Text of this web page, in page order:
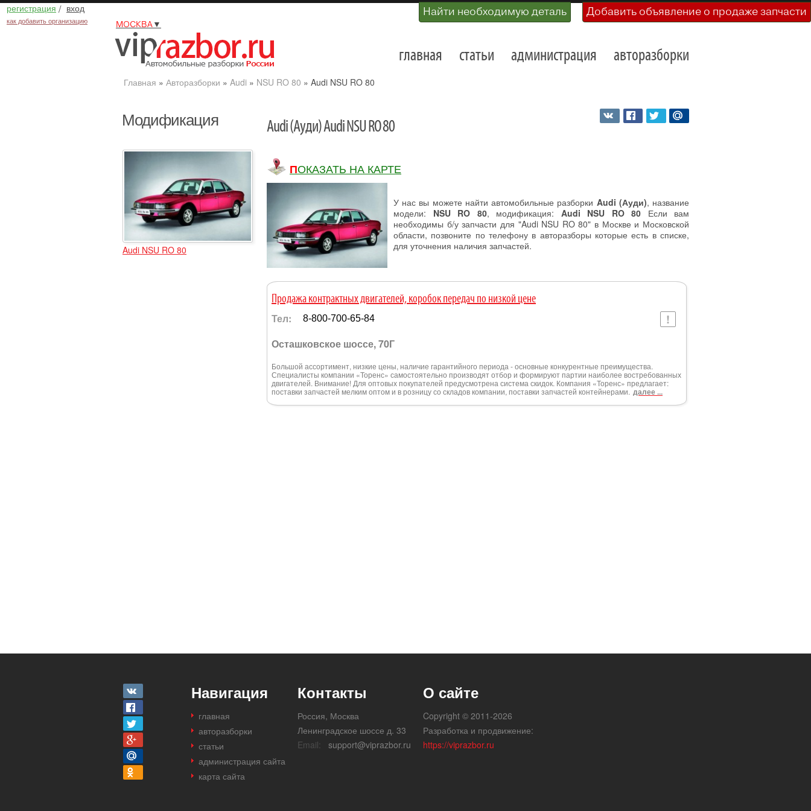
регистрация / вход
как добавить организацию
Найти необходимую деталь Добавить объявление о продаже запчасти
МОСКВА▼
главная статьи администрация авторазборки
Главная » Авторазборки » Audi» NSU RO 80 » Audi NSU RO 80
Модификация
Audi NSU RO 80
Audi (Ауди) Audi NSU RO 80
ПОКАЗАТЬ НА КАРТЕ
У нас вы можете найти автомобильные разборки Audi (Ауди), название
модели: NSU RO 80, модификация: Audi NSU RO 80 Если вам
необходимы б/у запчасти для "Audi NSU RO 80" в Москве и Московской
области, позвоните по телефону в авторазборы которые есть в списке,
для уточнения наличия запчастей.
Продажа контрактных двигателей, коробок передач по низкой цене
Тел: 8-800-700-65-84
Осташковское шоссе, 70Г
Большой ассортимент, низкие цены, наличие гарантийного периода - основные конкурентные преимущества.
Специалисты компании «Торенс» самостоятельно производят отбор и формируют партии наиболее востребованных
двигателей. Внимание! Для оптовых покупателей предусмотрена система скидок. Компания «Торенс» предлагает:
поставки запчастей мелким оптом и в розницу со складов компании, поставки запчастей контейнерами. далее ...
Навигация
главная
авторазборки
статьи
администрация сайта
карта сайта
Контакты
Россия, Москва
Ленинградское шоссе д. 33
Email:
support@viprazbor.ru
О сайте
Copyright © 2011-2026
Разработка и продвижение:
https://viprazbor.ru